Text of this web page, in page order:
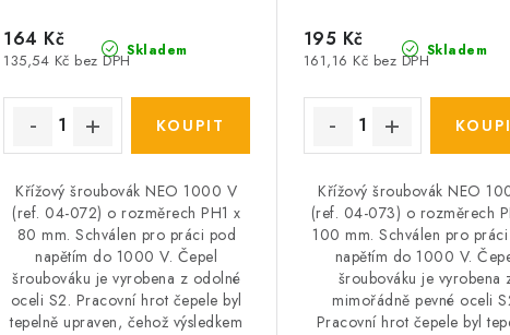
k
t
ů
Skladem
135,54 Kč bez DPH
164 Kč
Křížový šroubovák NEO 1000 V
(ref. 04-072) o rozměrech PH1 x
80 mm. Schválen pro práci pod
napětím do 1000 V. Čepel
šroubováku je vyrobena z odolné
oceli S2. Pracovní hrot čepele byl
tepelně upraven, čehož výsledkem
Skladem
161,16 Kč bez DPH
195 Kč
Křížový šroubovák NEO
(ref. 04-073) o rozměrech
100 mm. Schválen pro
napětím do 1000 V.
šroubováku je vyrobena
mimořádně pevné oceli
Pracovní hrot čepele byl